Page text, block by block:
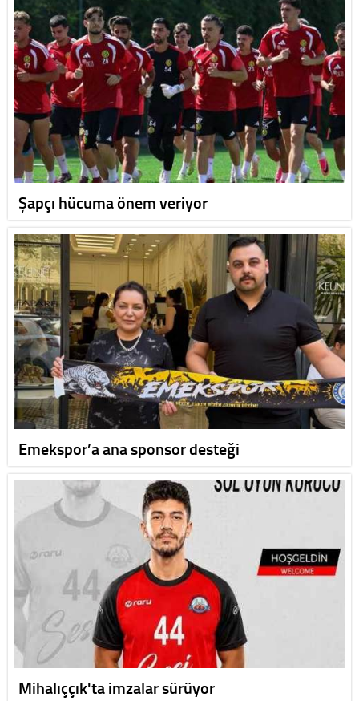
Şapçı hücuma önem veriyor
Emekspor’a ana sponsor desteği
Mihalıççık'ta imzalar sürüyor